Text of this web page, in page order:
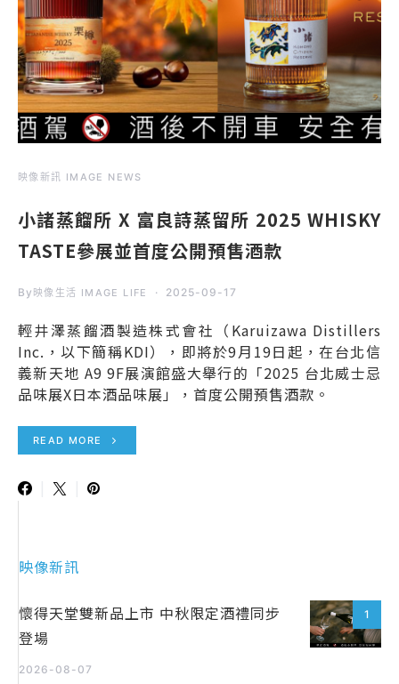
映像新訊 IMAGE NEWS
小諸蒸餾所 X 富良詩蒸留所 2025 WHISKY
TASTE參展並首度公開預售酒款
By 映像生活 IMAGE LIFE 2025-09-17
輕井澤蒸餾酒製造株式會社（Karuizawa Distillers
Inc.，以下簡稱KDI），即將於9月19日起，在台北信
義新天地 A9 9F展演館盛大舉行的「2025 台北威士忌
品味展X日本酒品味展」，首度公開預售酒款。
READ MORE
映像新訊
1
懷得天堂雙新品上市 中秋限定酒禮同步
登場
2026-08-07